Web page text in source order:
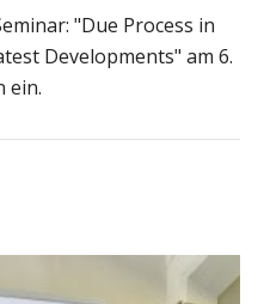
"Due Process in
Developments" am 6.
ein.